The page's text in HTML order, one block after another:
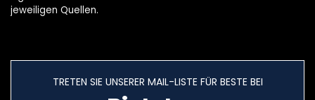
jeweiligen Quellen.
TRETEN SIE UNSERER MAIL-LISTE FÜR BESTE BEI